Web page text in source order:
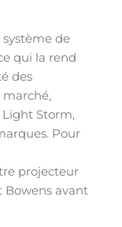
de
qui la rend
des
marché,
Storm,
Pour
projecteur
Bowens avant